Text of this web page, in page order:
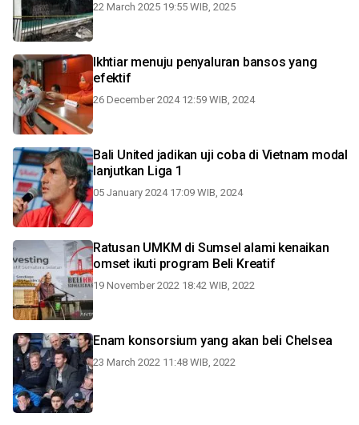
22 March 2025 19:55 WIB, 2025
Ikhtiar menuju penyaluran bansos yang
efektif
26 December 2024 12:59 WIB, 2024
Bali United jadikan uji coba di Vietnam modal
lanjutkan Liga 1
05 January 2024 17:09 WIB, 2024
Ratusan UMKM di Sumsel alami kenaikan
omset ikuti program Beli Kreatif
19 November 2022 18:42 WIB, 2022
Enam konsorsium yang akan beli Chelsea
23 March 2022 11:48 WIB, 2022